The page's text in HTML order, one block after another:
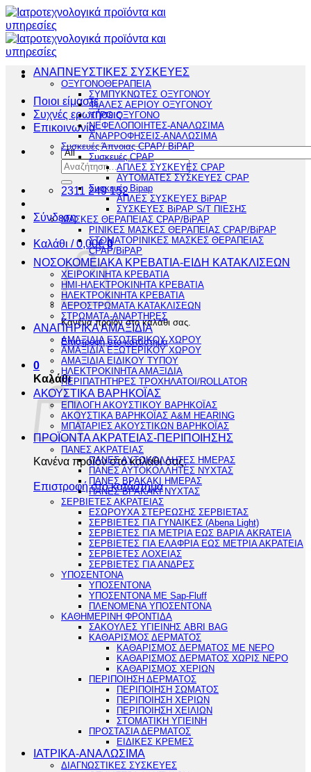
Μετάβαση
στο
περιεχόμενο
Ποιοι είμαστε
Συχνές ερωτήσεις
Επικοινωνία
Αναζήτηση
για:
2311 249 152
Σύνδεση
Καλάθι /0,00€ 0
Κανένα προϊόν στο καλάθι σας.
Επιστροφή στο κατάστημα
0
Καλάθι
Κανένα προϊόν στο καλάθι σας.
Επιστροφή στο κατάστημα
ΑΝΑΠΝΕΥΣΤΙΚΕΣ ΣΥΣΚΕΥΕΣ
ΟΞΥΓΟΝΟΘΕΡΑΠΕΙΑ
ΣΥΜΠΥΚΝΩΤΕΣ ΟΞΥΓΟΝΟΥ
ΦΙΑΛΕΣ ΑΕΡΙΟΥ ΟΞΥΓΟΝΟΥ
ΥΓΡΟ ΟΞΥΓΟΝΟ
ΝΕΦΕΛΟΠΟΙΗΤΕΣ-ΑΝΑΛΩΣΙΜΑ
ΑΝΑΡΡΟΦΗΣΕΙΣ-ΑΝΑΛΩΣΙΜΑ
Συσκευές Άπνοιας CPAP/ BiPAP
Συσκευές CPAP
ΑΠΛΕΣ ΣΥΣΚΕΥΕΣ CPAP
ΑΥΤΟΜΑΤΕΣ ΣΥΣΚΕΥΕΣ CPAP
Συσκευές Bipap
ΑΠΛΕΣ ΣΥΣΚΕΥΕΣ BiPAP
ΣΥΣΚΕΥΕΣ BiPAP S/T ΠΙΕΣΗΣ
ΜΑΣΚΕΣ ΘΕΡΑΠΕΙΑΣ CPAP/BiPAP
ΡΙΝΙΚΕΣ ΜΑΣΚΕΣ ΘΕΡΑΠΕΙΑΣ CPAP/BiPAP
ΣΤΟΜΑΤΟΡΙΝΙΚΕΣ ΜΑΣΚΕΣ ΘΕΡΑΠΕΙΑΣ
CPAP/BiPAP
ΝΟΣΟΚΟΜΕΙΑΚΑ ΚΡΕΒΑΤΙΑ-ΕΙΔΗ ΚΑΤΑΚΛΙΣΕΩΝ
ΧΕΙΡΟΚΙΝΗΤΑ ΚΡΕΒΑΤΙΑ
ΗΜΙ-ΗΛΕΚΤΡΟΚΙΝΗΤΑ ΚΡΕΒΑΤΙΑ
ΗΛΕΚΤΡΟΚΙΝΗΤΑ ΚΡΕΒΑΤΙΑ
ΑΕΡΟΣΤΡΩΜΑΤΑ ΚΑΤΑΚΛΙΣΕΩΝ
ΣΤΡΩΜΑΤΑ-ΑΝΑΡΤΗΡΕΣ
ΑΝΑΠΗΡΙΚΑ ΑΜΑΞΙΔΙΑ
ΑΜΑΞΙΔΙΑ ΕΣΩΤΕΡΙΚΟΥ ΧΩΡΟΥ
ΑΜΑΞΙΔΙΑ ΕΞΩΤΕΡΙΚΟΥ ΧΩΡΟΥ
ΑΜΑΞΙΔΙΑ ΕΙΔΙΚΟΥ ΤΥΠΟΥ
ΗΛΕΚΤΡΟΚΙΝΗΤΑ ΑΜΑΞΙΔΙΑ
ΠΕΡΙΠΑΤΗΤΗΡΕΣ ΤΡΟΧΗΛΑΤΟΙ/ROLLATOR
ΑΚΟΥΣΤΙΚΑ ΒΑΡΗΚΟΪΑΣ
ΕΠΙΛΟΓΗ ΑΚΟΥΣΤΙΚΟΥ ΒΑΡΗΚΟΪΑΣ
ΑΚΟΥΣΤΙΚΑ ΒΑΡΗΚΟΪΑΣ A&M HEARING
ΜΠΑΤΑΡΙΕΣ ΑΚΟΥΣΤΙΚΩΝ ΒΑΡΗΚΟΪΑΣ
ΠΡΟΪΟΝΤΑ ΑΚΡΑΤΕΙΑΣ-ΠΕΡΙΠΟΙΗΣΗΣ
ΠΑΝΕΣ ΑΚΡΑΤΕΙΑΣ
ΠΑΝΕΣ ΑΥΤΟΚΟΛΛΗΤΕΣ ΗΜΕΡΑΣ
ΠΑΝΕΣ ΑΥΤΟΚΟΛΛΗΤΕΣ ΝΥΧΤΑΣ
ΠΑΝΕΣ ΒΡΑΚΑΚΙ ΗΜΕΡΑΣ
ΠΑΝΕΣ ΒΡΑΚΑΚΙ ΝΥΧΤΑΣ
ΣΕΡΒΙΕΤΕΣ ΑΚΡΑΤΕΙΑΣ
ΕΣΩΡΟΥΧΑ ΣΤΕΡΕΩΣΗΣ ΣΕΡΒΙΕΤΑΣ
ΣΕΡΒΙΕΤΕΣ ΓΙΑ ΓΥΝΑΙΚΕΣ (Abena Light)
ΣΕΡΒΙΕΤΕΣ ΓΙΑ ΜΕΤΡΙΑ ΕΩΣ ΒΑΡΙΑ AKRATEIA
ΣΕΡΒΙΕΤΕΣ ΓΙΑ ΕΛΑΦΡΙΑ ΕΩΣ ΜΕΤΡΙΑ ΑΚΡΑΤΕΙΑ
ΣΕΡΒΙΕΤΕΣ ΛΟΧΕΙΑΣ
ΣΕΡΒΙΕΤΕΣ ΓΙΑ ΑΝΔΡΕΣ
ΥΠΟΣΕΝΤΟΝΑ
ΥΠΟΣΕΝΤΟΝΑ
ΥΠΟΣΕΝΤΟΝΑ ΜΕ Sap-Fluff
ΠΛΕΝΟΜΕΝΑ ΥΠΟΣΕΝΤΟΝΑ
ΚΑΘΗΜΕΡΙΝΗ ΦΡΟΝΤΙΔΑ
ΣΑΚΟΥΛΕΣ ΥΓΙΕΙΝΗΣ ABRI BAG
ΚΑΘΑΡΙΣΜΟΣ ΔΕΡΜΑΤΟΣ
ΚΑΘΑΡΙΣΜΟΣ ΔΕΡΜΑΤΟΣ ΜΕ ΝΕΡΟ
ΚΑΘΑΡΙΣΜΟΣ ΔΕΡΜΑΤΟΣ ΧΩΡΙΣ ΝΕΡΟ
ΚΑΘΑΡΙΣΜΟΣ ΧΕΡΙΩΝ
ΠΕΡΙΠΟΙΗΣΗ ΔΕΡΜΑΤΟΣ
ΠΕΡΙΠΟΙΗΣΗ ΣΩΜΑΤΟΣ
ΠΕΡΙΠΟΙΗΣΗ ΧΕΡΙΩΝ
ΠΕΡΙΠΟΙΗΣΗ ΧΕΙΛΙΩΝ
ΣΤΟΜΑΤΙΚΗ ΥΓΙΕΙΝΗ
ΠΡΟΣΤΑΣΙΑ ΔΕΡΜΑΤΟΣ
ΕΙΔΙΚΕΣ ΚΡΕΜΕΣ
ΙΑΤΡΙΚΑ-ΑΝΑΛΩΣΙΜΑ
ΔΙΑΓΝΩΣΤΙΚΕΣ ΣΥΣΚΕΥΕΣ